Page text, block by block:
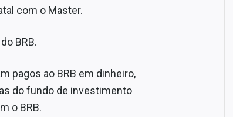
com o Master.
BRB.
pagos ao BRB em dinheiro,
do fundo de investimento
o BRB.